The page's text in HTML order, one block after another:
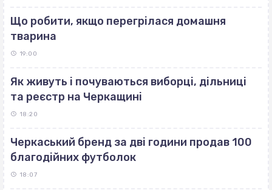
Що робити, якщо перегрілася домашня
тварина
19:00
Як живуть і почуваються виборці, дільниці
та реєстр на Черкащині
18:20
Черкаський бренд за дві години продав 100
благодійних футболок
18:07